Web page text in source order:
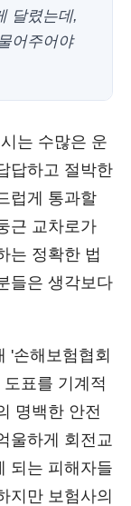
달렸는데,
어주어야
는 수많은 운
답하고 절박한
럽게 통과할
근 교차로가
는 정확한 법
들은 생각보다
'손해보험협회
표를 기계적
명백한 안전
울하게 회전교
되는 피해자들
지만 보험사의